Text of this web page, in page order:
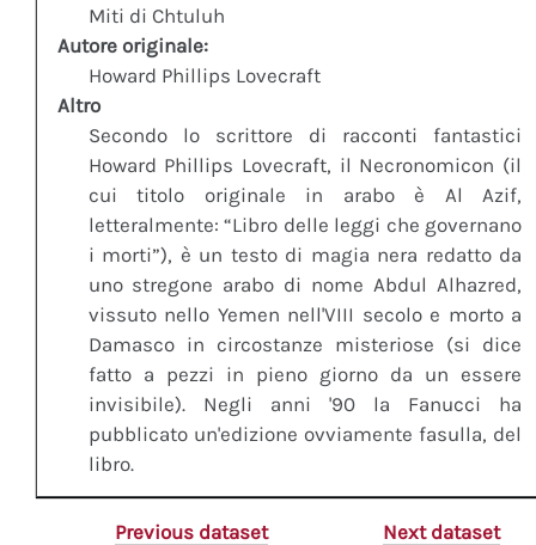
Miti di Chtuluh
Autore originale:
Howard Phillips Lovecraft
Altro
Secondo lo scrittore di racconti fantastici
Howard Phillips Lovecraft, il Necronomicon (il
cui titolo originale in arabo è Al Azif,
letteralmente: “Libro delle leggi che governano
i morti”), è un testo di magia nera redatto da
uno stregone arabo di nome Abdul Alhazred,
vissuto nello Yemen nell'VIII secolo e morto a
Damasco in circostanze misteriose (si dice
fatto a pezzi in pieno giorno da un essere
invisibile). Negli anni '90 la Fanucci ha
pubblicato un'edizione ovviamente fasulla, del
libro.
Previous dataset Next dataset